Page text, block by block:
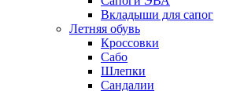
Вкладыши для сапог
Летняя обувь
Кроссовки
Сабо
Шлепки
Сандалии